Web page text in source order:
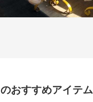
のおすすめアイテム